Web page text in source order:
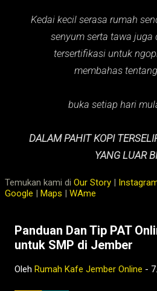
Kedai kecil serasa rumah
senyum serta tawa juga
tersertifikasi untuk
membahas
buka setiap hari
DALAM PAHIT KOPI
YANG LUAR
Temukan kami di Our Story |
Google | Maps | WAme
Panduan Dan Tip PAT
untuk SMP di Jember
Oleh Rumah Kafe Jember Online -